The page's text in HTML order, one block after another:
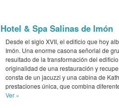
Hotel & Spa Salinas de Imón
Desde el siglo XVII, el edificio que hoy
Imón. Una enorme casona señorial de
resultado de la transformación del
originalidad de una restauración y
consta de un jacuzzi y una cabina de
prestaciones única, que combina
Ver »